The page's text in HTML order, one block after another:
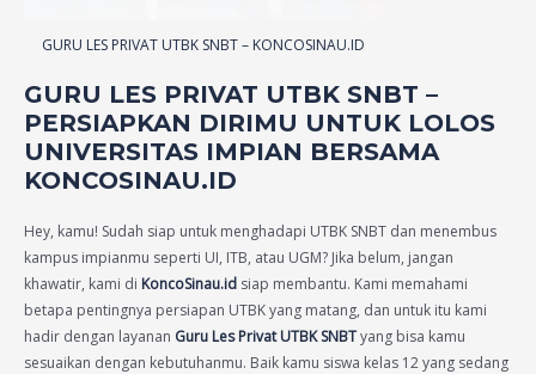
GURU LES PRIVAT UTBK SNBT – KONCOSINAU.ID
GURU LES PRIVAT UTBK SNBT –
PERSIAPKAN DIRIMU UNTUK LOLOS
UNIVERSITAS IMPIAN BERSAMA
KONCOSINAU.ID
Hey, kamu! Sudah siap untuk menghadapi UTBK SNBT dan menembus
kampus impianmu seperti UI, ITB, atau UGM? Jika belum, jangan
khawatir, kami di KoncoSinau.id siap membantu. Kami memahami
betapa pentingnya persiapan UTBK yang matang, dan untuk itu kami
hadir dengan layanan Guru Les Privat UTBK SNBTyang bisa kamu
sesuaikan dengan kebutuhanmu. Baik kamu siswa kelas 12 yang sedang